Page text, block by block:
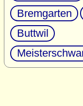
Bremgarten
Buttwil